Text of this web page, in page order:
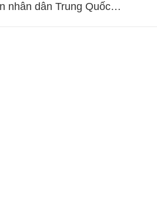
nhân dân Trung Quốc…